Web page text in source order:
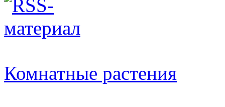
Комнатные растения